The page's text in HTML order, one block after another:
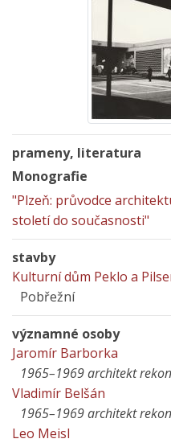
prameny, literatura
Monografie
"Plzeň: průvodce
století do současnosti"
stavby
Kulturní dům Peklo a
Pobřežní
významné osoby
Jaromír Barborka
1965–1969 architekt
Vladimír Belšán
1965–1969 architekt
Leo Meisl